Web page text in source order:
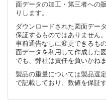
面データの加工・第三者への
りします。
ダウンロードされた図面デー
保証するものではありません
事前通告なしに変更できるも
面データを利用して作成した
でも、弊社は責任を負いかね
製品の重量については製品選
で記載しており、数値を保証